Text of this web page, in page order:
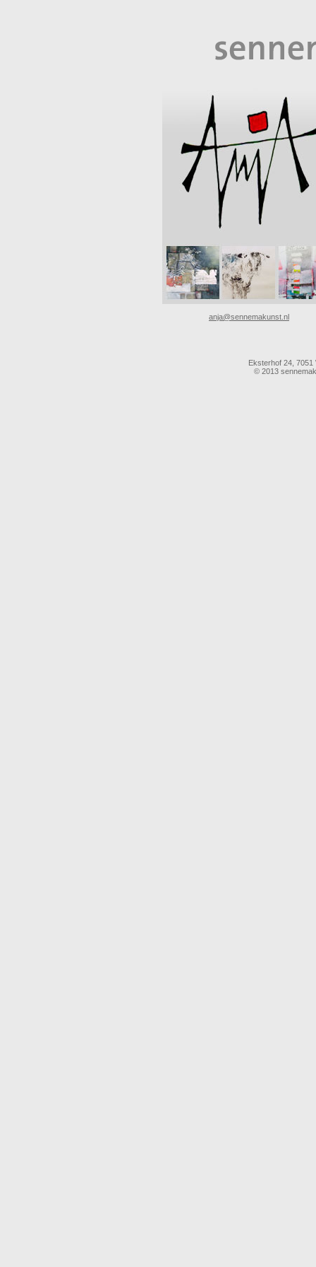
anja@sennemakunst.nl
Eksterhof 24, 7051
© 2013